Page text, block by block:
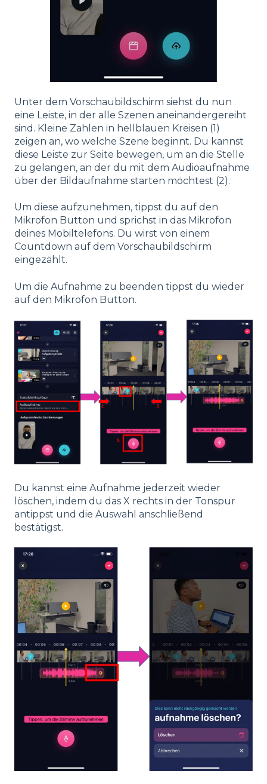
Unter dem Vorschaubildschirm siehst du nun
eine Leiste, in der alle Szenen aneinandergereiht
sind. Kleine Zahlen in hellblauen Kreisen (1)
zeigen an, wo welche Szene beginnt. Du kannst
diese Leiste zur Seite bewegen, um an die Stelle
zu gelangen, an der du mit dem Audioaufnahme
über der Bildaufnahme starten möchtest (2).
Um diese aufzunehmen, tippst du auf den
Mikrofon Button und sprichst in das Mikrofon
deines Mobiltelefons. Du wirst von einem
Countdown auf dem Vorschaubildschirm
eingezählt.
Um die Aufnahme zu beenden tippst du wieder
auf den Mikrofon Button.
Du kannst eine Aufnahme jederzeit wieder
löschen, indem du das X rechts in der Tonspur
antippst und die Auswahl anschließend
bestätigst.